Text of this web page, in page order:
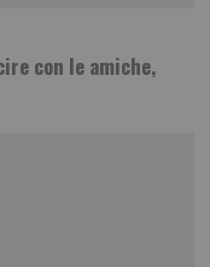
con le amiche,